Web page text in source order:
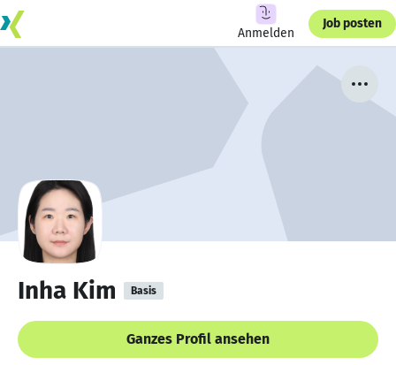
Anmelden
Job posten
Inha Kim Basis
Ganzes Profil ansehen